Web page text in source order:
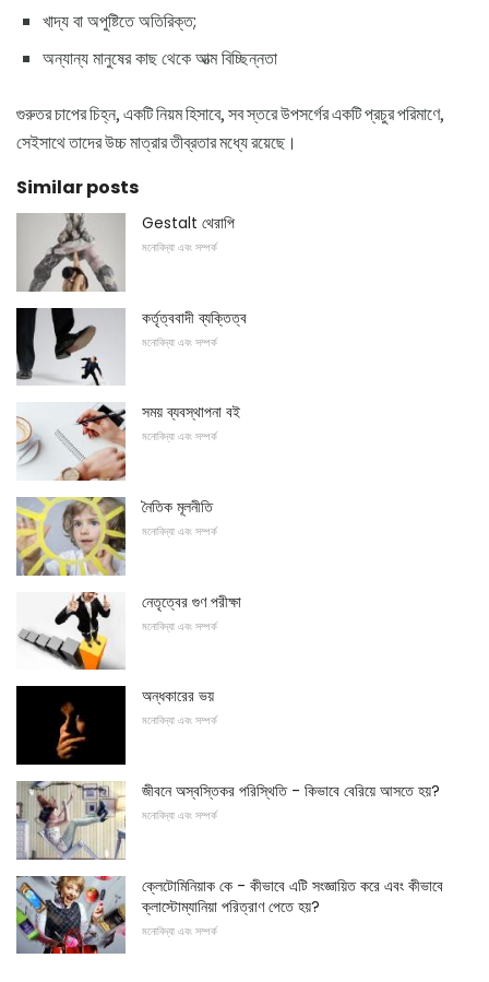
খাদ্য বা অপুষ্টিতে অতিরিক্ত;
অন্যান্য মানুষের কাছ থেকে আত্ম বিচ্ছিন্নতা
গুরুতর চাপের চিহ্ন, একটি নিয়ম হিসাবে, সব স্তরে উপসর্গের একটি প্রচুর পরিমাণে,
সেইসাথে তাদের উচ্চ মাত্রার তীব্রতার মধ্যে রয়েছে।
Similar posts
Gestalt থেরাপি
মনোবিদ্যা এবং সম্পর্ক
কর্তৃত্ববাদী ব্যক্তিত্ব
মনোবিদ্যা এবং সম্পর্ক
সময় ব্যবস্থাপনা বই
মনোবিদ্যা এবং সম্পর্ক
নৈতিক মূলনীতি
মনোবিদ্যা এবং সম্পর্ক
নেতৃত্বের গুণ পরীক্ষা
মনোবিদ্যা এবং সম্পর্ক
অন্ধকারের ভয়
মনোবিদ্যা এবং সম্পর্ক
জীবনে অস্বস্তিকর পরিস্থিতি - কিভাবে বেরিয়ে আসতে হয়?
মনোবিদ্যা এবং সম্পর্ক
ক্লেটোমিনিয়াক কে - কীভাবে এটি সংজ্ঞায়িত করে এবং কীভাবে
ক্লাস্টোম্যানিয়া পরিত্রাণ পেতে হয়?
মনোবিদ্যা এবং সম্পর্ক